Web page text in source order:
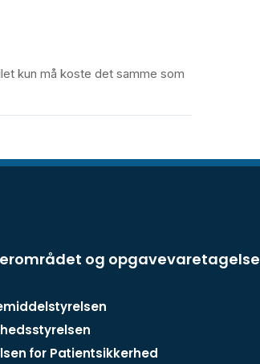
kun må koste det samme som
og opgavevaretagelse
for Patientsikkerhed